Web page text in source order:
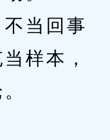
当回事
样本，